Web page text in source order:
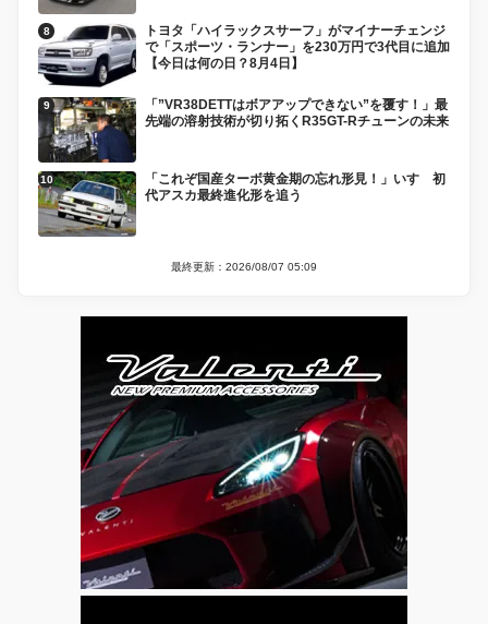
トヨタ「ハイラックスサーフ」がマイナーチェンジ
で「スポーツ・ランナー」を230万円で3代目に追加
【今日は何の日？8月4日】
「”VR38DETTはボアアップできない”を覆す！」最
先端の溶射技術が切り拓くR35GT-Rチューンの未来
「これぞ国産ターボ黄金期の忘れ形見！」いすゞ初
代アスカ最終進化形を追う
最終更新：2026/08/07 05:09